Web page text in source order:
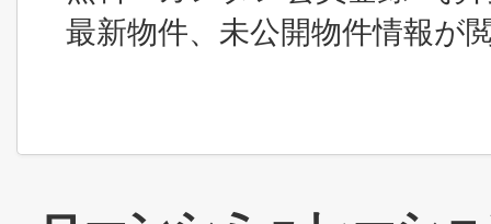
最新物件、未公開物件情報が